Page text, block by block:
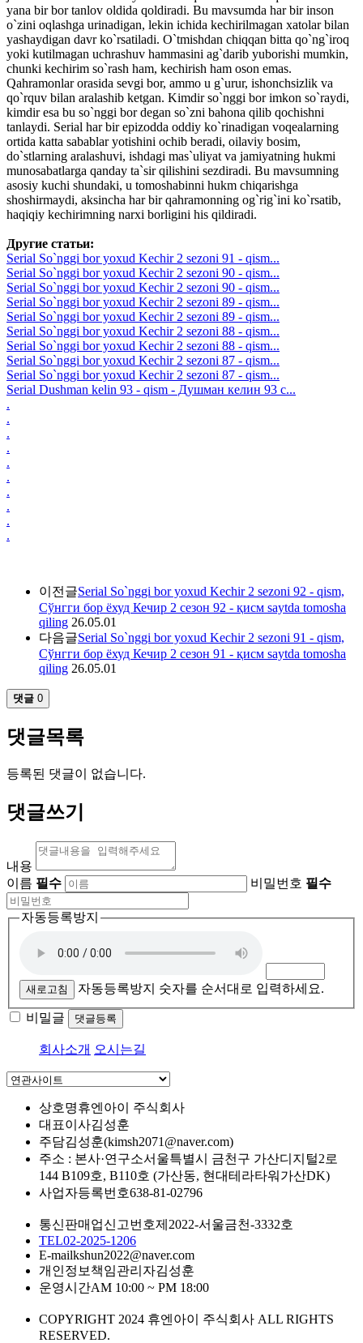
yana bir bor tanlov oldida qoldiradi. Bu mavsumda har bir inson
o`zini oqlashga urinadigan, lekin ichida kechirilmagan xatolar bilan
yashaydigan davr ko`rsatiladi. O`tmishdan chiqqan bitta qo`ng`iroq
yoki kutilmagan uchrashuv hammasini ag`darib yuborishi mumkin,
chunki kechirim so`rash ham, kechirish ham oson emas.
Qahramonlar orasida sevgi bor, ammo u g`urur, ishonchsizlik va
qo`rquv bilan aralashib ketgan. Kimdir so`nggi bor imkon so`raydi,
kimdir esa bu so`nggi bor degan so`zni bahona qilib qochishni
tanlaydi. Serial har bir epizodda oddiy ko`rinadigan voqealarning
ortida katta sabablar yotishini ochib beradi, oilaviy bosim,
do`stlarning aralashuvi, ishdagi mas`uliyat va jamiyatning hukmi
munosabatlarga qanday ta`sir qilishini sezdiradi. Bu mavsumning
asosiy kuchi shundaki, u tomoshabinni hukm chiqarishga
shoshirmaydi, aksincha har bir qahramonning og`rig`ini ko`rsatib,
haqiqiy kechirimning narxi borligini his qildiradi.
Другие статьи:
Serial So`nggi bor yoxud Kechir 2 sezoni 91 - qism...
Serial So`nggi bor yoxud Kechir 2 sezoni 90 - qism...
Serial So`nggi bor yoxud Kechir 2 sezoni 90 - qism...
Serial So`nggi bor yoxud Kechir 2 sezoni 89 - qism...
Serial So`nggi bor yoxud Kechir 2 sezoni 89 - qism...
Serial So`nggi bor yoxud Kechir 2 sezoni 88 - qism...
Serial So`nggi bor yoxud Kechir 2 sezoni 88 - qism...
Serial So`nggi bor yoxud Kechir 2 sezoni 87 - qism...
Serial So`nggi bor yoxud Kechir 2 sezoni 87 - qism...
Serial Dushman kelin 93 - qism - Душман келин 93 с...
.
.
.
.
.
.
.
.
.
.
이전글Serial So`nggi bor yoxud Kechir 2 sezoni 92 - qism,
Сўнгги бор ёхуд Кечир 2 сезон 92 - қисм saytda tomosha
qiling 26.05.01
다음글Serial So`nggi bor yoxud Kechir 2 sezoni 91 - qism,
Сўнгги бор ёхуд Кечир 2 сезон 91 - қисм saytda tomosha
qiling 26.05.01
댓글 0
댓글목록
등록된 댓글이 없습니다.
댓글쓰기
내용
이름 필수 비밀번호 필수
자동등록방지
새로고침 자동등록방지 숫자를 순서대로 입력하세요.
비밀글 댓글등록
회사소개 오시는길
상호명휴엔아이 주식회사
대표이사김성훈
주담김성훈(kimsh2071@naver.com)
주소 : 본사·연구소서울특별시 금천구 가산디지털2로
144 B109호, B110호 (가산동, 현대테라타워가산DK)
사업자등록번호638-81-02796
통신판매업신고번호제2022-서울금천-3332호
TEL02-2025-1206
E-mailkshun2022@naver.com
개인정보책임관리자김성훈
운영시간AM 10:00 ~ PM 18:00
COPYRIGHT 2024 휴엔아이 주식회사 ALL RIGHTS
RESERVED.